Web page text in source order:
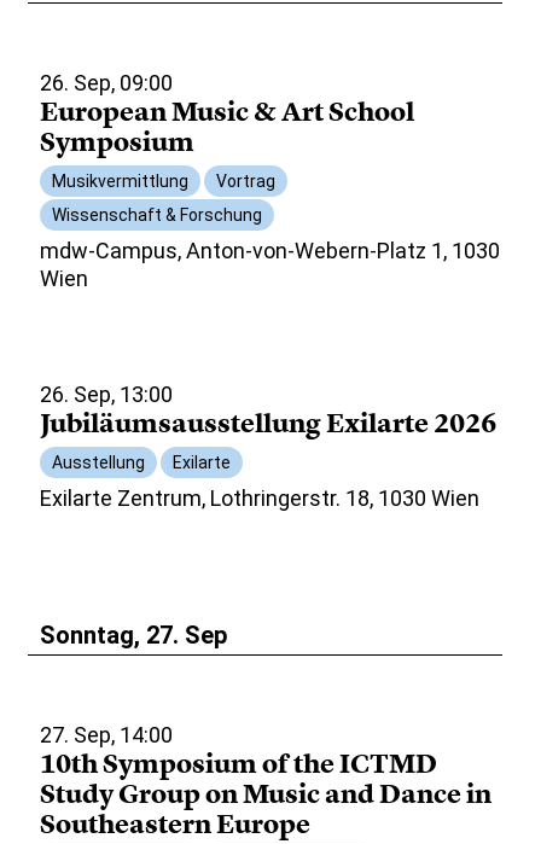
26. Sep, 09:00
European Music & Art School
Symposium
Musikvermittlung
Vortrag
Wissenschaft & Forschung
mdw-Campus, Anton-von-Webern-Platz 1, 1030
Wien
26. Sep, 13:00
Jubiläumsausstellung Exilarte 2026
Ausstellung Exilarte
Exilarte Zentrum, Lothringerstr. 18, 1030 Wien
Sonntag, 27. Sep
27. Sep, 14:00
10th Symposium of the ICTMD
Study Group on Music and Dance in
Southeastern Europe